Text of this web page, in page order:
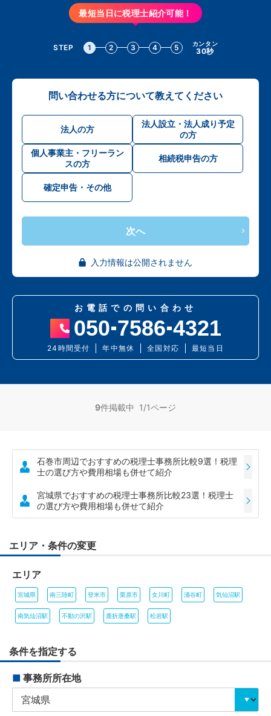
最短当日に税理士紹介可能！
STEP 1 2 3 4 5 カンタン
30秒
問い合わせる方について教えてください
法人の方
法人設立・法人成り予定
の方
個人事業主・フリーラン
スの方
相続税申告の方
確定申告・その他
次へ
入力情報は公開されません
お電話での問い合わせ
050 7586 4321
24時間受付 年中無休 全国対応 最短当日
9件掲載中 1/1ページ
石巻市周辺でおすすめの税理士事務所比較9選！税理
士の選び方や費用相場も併せて紹介
宮城県でおすすめの税理士事務所比較23選！税理士
の選び方や費用相場も併せて紹介
エリア・条件の変更
エリア
宮城県 南三陸町 登米市 栗原市 女川町 涌谷町 気仙沼駅
南気仙沼駅 不動の沢駅 鹿折唐桑駅 松岩駅
条件を指定する
■ 事務所所在地